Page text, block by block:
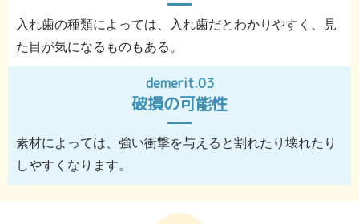
入れ歯の種類によっては、入れ歯だとわかりやすく、見
た目が気になるものもある。
demerit.03
破損の可能性
素材によっては、強い衝撃を与えると割れたり壊れたり
しやすくなります。